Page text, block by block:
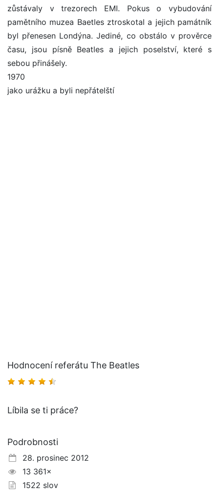
zůstávaly v trezorech EMI. Pokus o vybudování
pamětního muzea Baetles ztroskotal a jejich památník
byl přenesen Londýna. Jediné, co obstálo v prověrce
času, jsou písně Beatles a jejich poselství, které s
sebou přinášely.
1970
jako urážku a byli nepřátelští
Hodnocení referátu The Beatles
Líbila se ti práce?
Podrobnosti
28. prosinec 2012
13 361×
1522 slov